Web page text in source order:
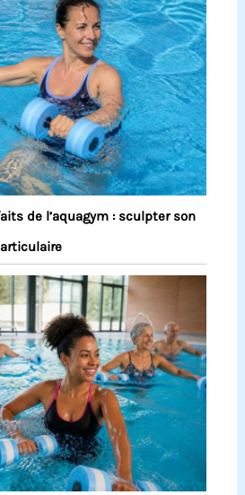
de l’aquagym : sculpter son